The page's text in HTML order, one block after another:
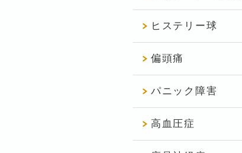
ヒステリー球
偏頭痛
パニック障害
高血圧症